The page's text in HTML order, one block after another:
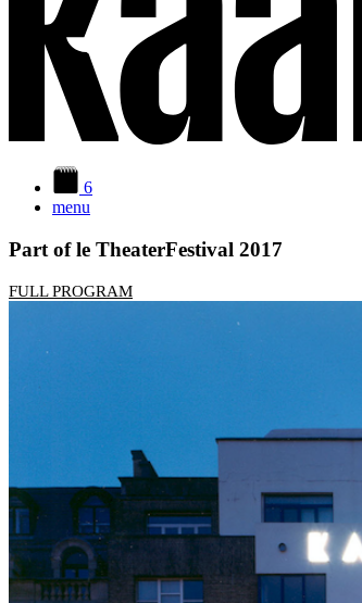
6
menu
Part of le TheaterFestival 2017
FULL PROGRAM